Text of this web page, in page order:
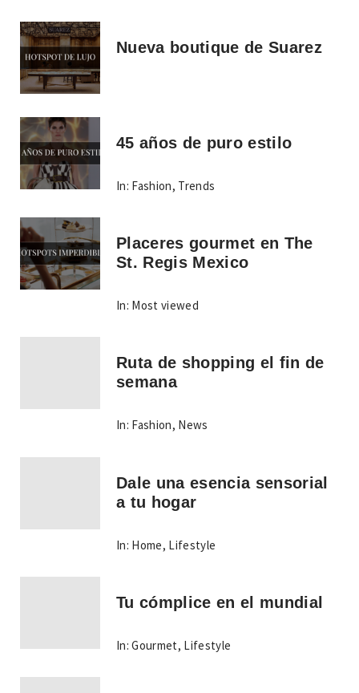
Nueva boutique de Suarez
45 años de puro estilo
In: Fashion, Trends
Placeres gourmet en The
St. Regis Mexico
In: Most viewed
Ruta de shopping el fin de
semana
In: Fashion, News
Dale una esencia sensorial
a tu hogar
In: Home, Lifestyle
Tu cómplice en el mundial
In: Gourmet, Lifestyle